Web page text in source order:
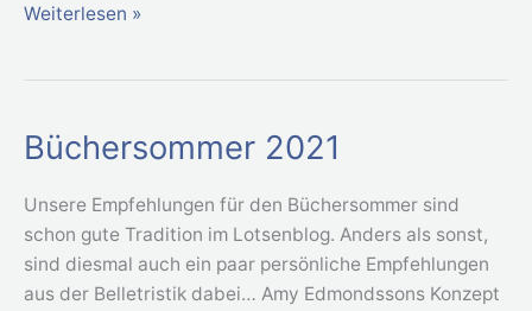
Weiterlesen »
Büchersommer 2021
Unsere Empfehlungen für den Büchersommer sind
schon gute Tradition im Lotsenblog. Anders als sonst,
sind diesmal auch ein paar persönliche Empfehlungen
aus der Belletristik dabei… Amy Edmondssons Konzept
Büchersommer